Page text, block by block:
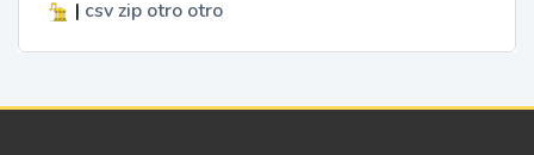
| csv zip otro otro